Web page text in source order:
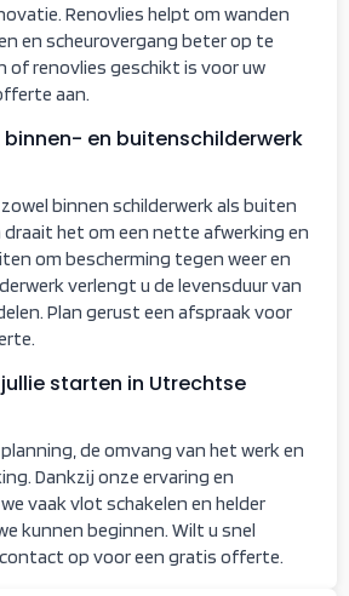
Renovlies helpt om wanden
en scheurovergang beter op te
of renovlies geschikt is voor uw
aan.
binnen- en buitenschilderwerk
binnen schilderwerk als buiten
draait het om een nette afwerking en
om bescherming tegen weer en
verlengt u de levensduur van
Plan gerust een afspraak voor
starten in Utrechtse
de omvang van het werk en
Dankzij onze ervaring en
vaak vlot schakelen en helder
kunnen beginnen. Wilt u snel
op voor een gratis offerte.